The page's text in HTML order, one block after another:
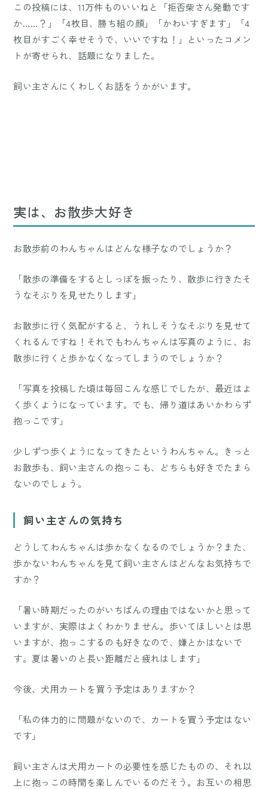
この投稿には、11万件ものいいねと「拒否柴さん発動です
か……？」「4枚目、勝ち組の顔」「かわいすぎます」「4
枚目がすごく幸せそうで、いいですね！」といったコメン
トが寄せられ、話題になりました。
飼い主さんにくわしくお話をうかがいます。
実は、お散歩大好き
お散歩前のわんちゃんはどんな様子なのでしょうか？
「散歩の準備をするとしっぽを振ったり、散歩に行きたそ
うなそぶりを見せたりします」
お散歩に行く気配がすると、うれしそうなそぶりを見せて
くれるんですね！それでもわんちゃんは写真のように、お
散歩に行くと歩かなくなってしまうのでしょうか？
「写真を投稿した頃は毎回こんな感じでしたが、最近はよ
く歩くようになっています。でも、帰り道はあいかわらず
抱っこです」
少しずつ歩くようになってきたというわんちゃん。きっと
お散歩も、飼い主さんの抱っこも、どちらも好きでたまら
ないのでしょう。
飼い主さんの気持ち
どうしてわんちゃんは歩かなくなるのでしょうか？また、
歩かないわんちゃんを見て飼い主さんはどんなお気持ちで
すか？
「暑い時期だったのがいちばんの理由ではないかと思って
いますが、実際はよくわかりません。歩いてほしいとは思
いますが、抱っこするのも好きなので、嫌とかはないで
す。夏は暑いのと長い距離だと疲れはします」
今後、犬用カートを買う予定はありますか？
「私の体力的に問題がないので、カートを買う予定はない
です」
飼い主さんは犬用カートの必要性を感じたものの、それ以
上に抱っこの時間を楽しんでいるのだそう。お互いの相思